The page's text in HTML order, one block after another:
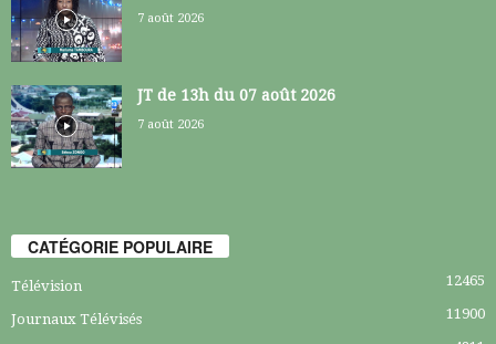
7 août 2026
JT de 13h du 07 août 2026
7 août 2026
CATÉGORIE POPULAIRE
Télévision 12465
Journaux Télévisés
11900